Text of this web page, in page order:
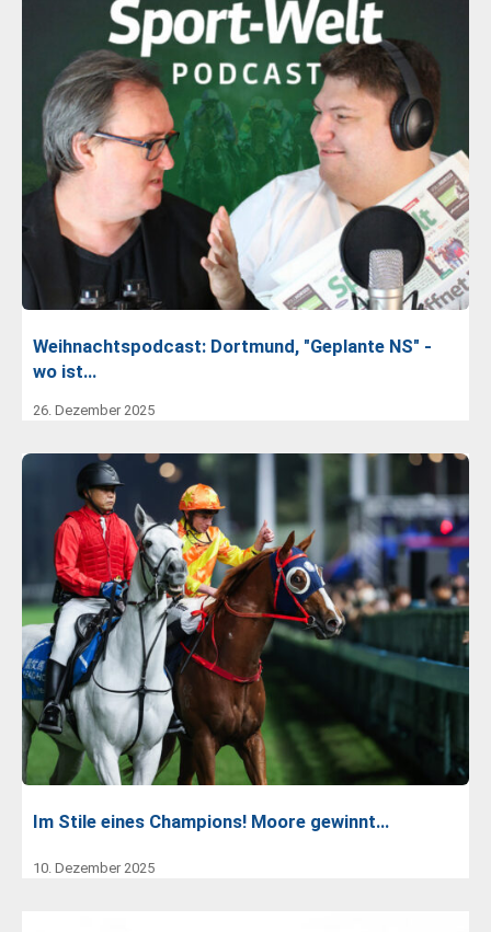
Weihnachtspodcast: Dortmund, "Geplante NS" -
wo ist…
26. Dezember 2025
Im Stile eines Champions! Moore gewinnt…
10. Dezember 2025